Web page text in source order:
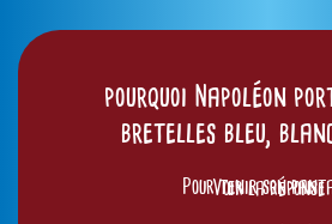
pourquoi Napoléon
bretelles bleu,
Voir la réponse
Pour tenir son